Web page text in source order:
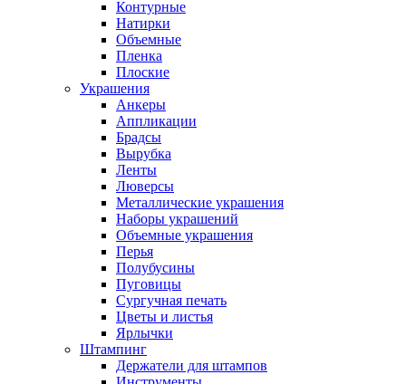
Контурные
Натирки
Объемные
Пленка
Плоские
Украшения
Анкеры
Аппликации
Брадсы
Вырубка
Ленты
Люверсы
Металлические украшения
Наборы украшений
Объемные украшения
Перья
Полубусины
Пуговицы
Сургучная печать
Цветы и листья
Ярлычки
Штампинг
Держатели для штампов